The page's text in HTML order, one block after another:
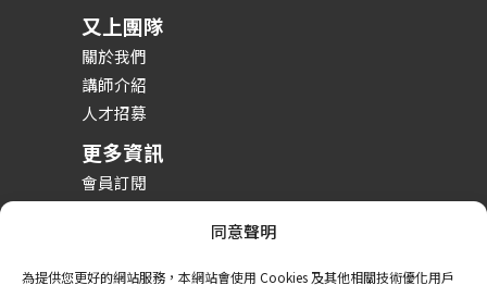
同意聲明
為提供您更好的網站服務，本網站會使用 Cookies 及其他相關技術優化用戶
又上團隊
關於我們
講師介紹
人才招募
更多資訊
會員訂閱
整體財務規劃課程
財務規劃案例分享